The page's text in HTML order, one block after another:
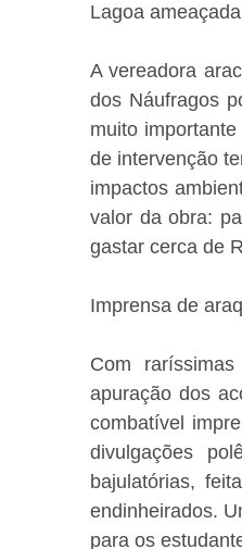
Lagoa ameaçada
A vereadora
dos Náufragos
muito
de intervenção
impactos
valor da obra:
gastar cerca de
Imprensa de
Com
apuração dos
combatível
divulgações
bajulatórias,
endinheirados.
para os